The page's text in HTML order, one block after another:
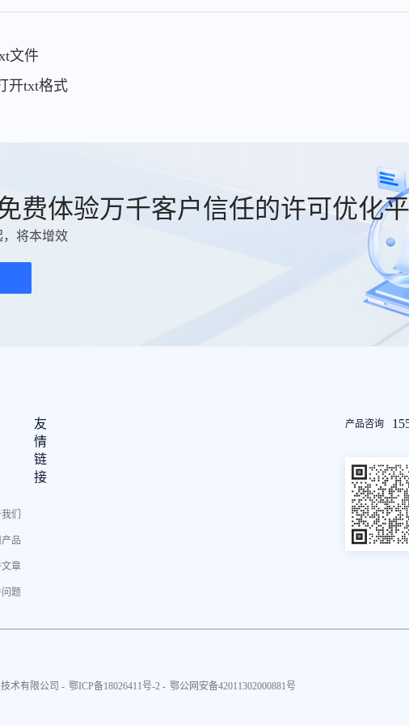
文件
开txt格式
费体验万千客户信任的许可优化
，将本增效
们
品
章
题
友
情
链
接
产品咨询
术有限公司 - 鄂ICP备18026411号-2 - 鄂公网安备42011302000881号